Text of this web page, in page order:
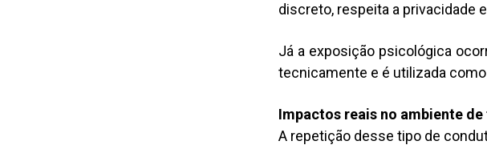
discreto, respeita a privacidade
Já a exposição psicológica
tecnicamente e é utilizada
Impactos reais no ambiente
A repetição desse tipo de